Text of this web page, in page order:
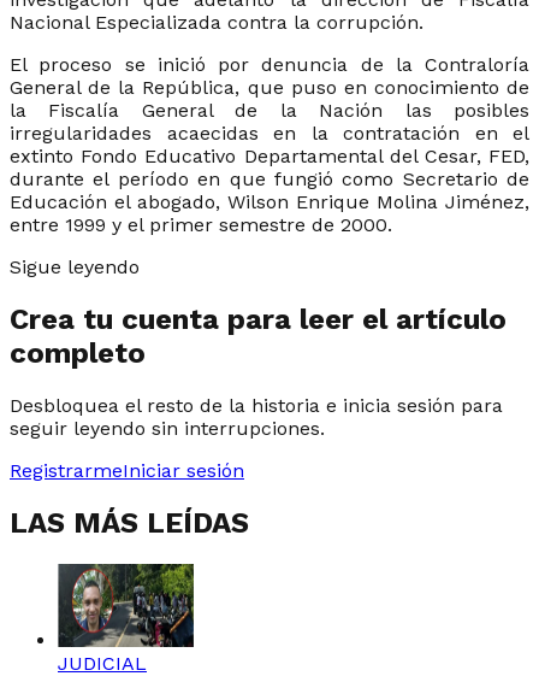
Nacional Especializada contra la corrupción.
El proceso se inició por denuncia de la Contraloría
General de la República, que puso en conocimiento de
la Fiscalía General de la Nación las posibles
irregularidades acaecidas en la contratación en el
extinto Fondo Educativo Departamental del Cesar, FED,
durante el período en que fungió como Secretario de
Educación el abogado, Wilson Enrique Molina Jiménez,
entre 1999 y el primer semestre de 2000.
Sigue leyendo
Crea tu cuenta para leer el artículo
completo
Desbloquea el resto de la historia e inicia sesión para
seguir leyendo sin interrupciones.
RegistrarmeIniciar sesión
LAS MÁS LEÍDAS
JUDICIAL